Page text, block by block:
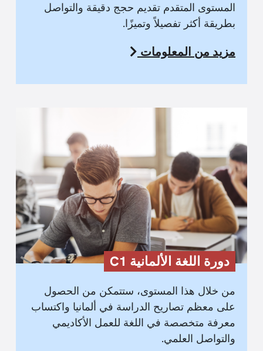
المستوى المتقدم تقديم حجج دقيقة والتواصل
بطريقة أكثر تفصيلاً وتميزًا.
مزيد من المعلومات
دورة اللغة الألمانية C1
من خلال هذا المستوى، ستتمكن من الحصول
على معظم تصاريح الدراسة في ألمانيا واكتساب
معرفة متخصصة في اللغة للعمل الأكاديمي
والتواصل العلمي.